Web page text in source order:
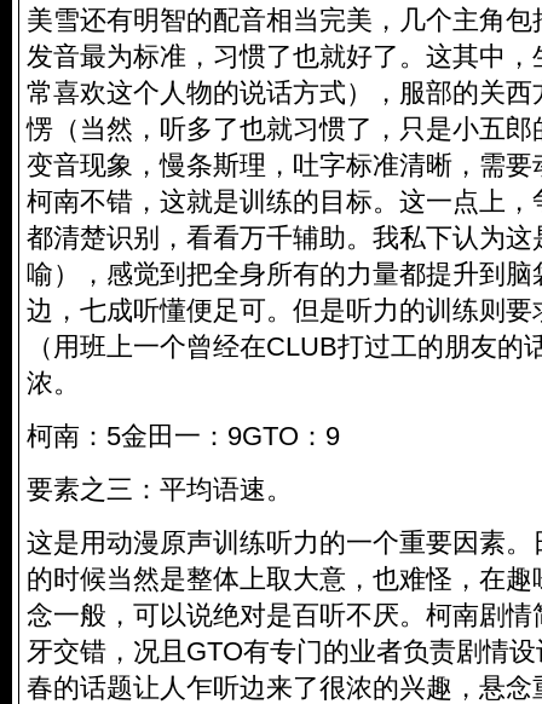
美雪还有明智的配音相当完美，几个主角
发音最为标准，习惯了也就好了。这其中
常喜欢这个人物的说话方式），服部的关
愣（当然，听多了也就习惯了，只是小五
变音现象，慢条斯理，吐字标准清晰，需
柯南不错，这就是训练的目标。这一点上
都清楚识别，看看万千辅助。我私下认为这
喻），感觉到把全身所有的力量都提升到
边，七成听懂便足可。但是听力的训练则
（用班上一个曾经在CLUB打过工的朋友的
浓。
柯南：5金田一：9GTO：9
要素之三：平均语速。
这是用动漫原声训练听力的一个重要因素
的时候当然是整体上取大意，也难怪，在
念一般，可以说绝对是百听不厌。柯南剧
牙交错，况且GTO有专门的业者负责剧情
春的话题让人乍听边来了很浓的兴趣，悬